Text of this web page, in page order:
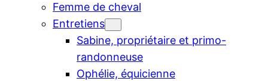
Femme de cheval
Entretiens
Sabine, propriétaire et primo-
randonneuse
Ophélie, équicienne